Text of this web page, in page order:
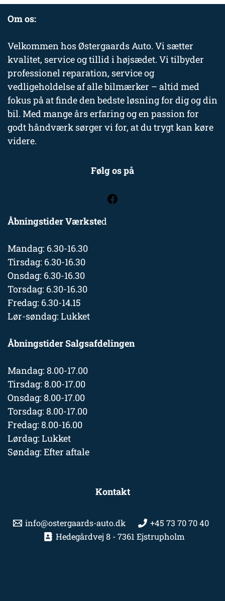
Om os:
Velkommen hos Østergaards Auto. Vi sætter
kvalitet, service og tillid i højsædet. Vi tilbyder
professionel reparation, service og
vedligeholdelse af alle bilmærker – altid med
fokus på at finde den bedste løsning for dig og din
bil. Med mange års erfaring og en passion for
godt håndværk sørger vi for, at du trygt kan køre
videre.
Følg os på
Åbningstider Værksted
Mandag: 6.30-16.30
Tirsdag: 6.30-16.30
Onsdag: 6.30-16.30
Torsdag: 6.30-16.30
Fredag: 6.30-14.15
Lør-søndag: Lukket
Åbningstider Salgsafdelingen
Mandag: 8.00-17.00
Tirsdag: 8.00-17.00
Onsdag: 8.00-17.00
Torsdag: 8.00-17.00
Fredag: 8.00-16.00
Lørdag: Lukket
Søndag: Efter aftale
Kontakt
info@ostergaards-auto.dk
+45 73 70 70 40
Hedegårdvej 8 - 7361 Ejstrupholm